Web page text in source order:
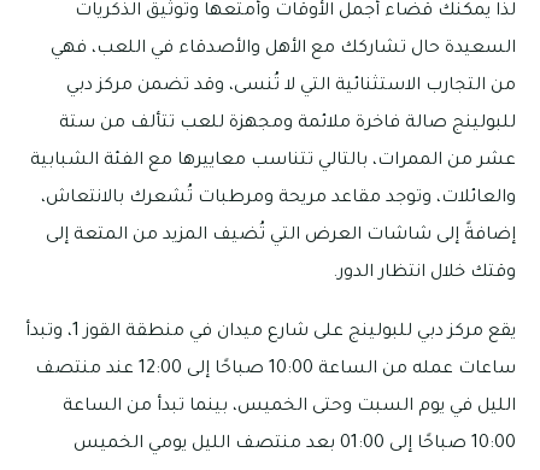
لذا يمكنك قضاء أجمل الأوقات وأمتعها وتوثيق الذكريات
السعيدة حال تشاركك مع الأهل والأصدقاء في اللعب، فهي
من التجارب الاستثنائية التي لا تُنسى، وقد تضمن مركز دبي
للبولينج صالة فاخرة ملائمة ومجهزة للعب تتألف من ستة
عشر من الممرات، بالتالي تتناسب معاييرها مع الفئة الشبابية
والعائلات، وتوجد مقاعد مريحة ومرطبات تُشعرك بالانتعاش،
إضافةً إلى شاشات العرض التي تُضيف المزيد من المتعة إلى
وقتك خلال انتظار الدور.
يقع مركز دبي للبولينج على شارع ميدان في منطقة القوز 1، وتبدأ
ساعات عمله من الساعة 10:00 صباحًا إلى 12:00 عند منتصف
الليل في يوم السبت وحتى الخميس، بينما تبدأ من الساعة
10:00 صباحًا إلى 01:00 بعد منتصف الليل يومي الخميس